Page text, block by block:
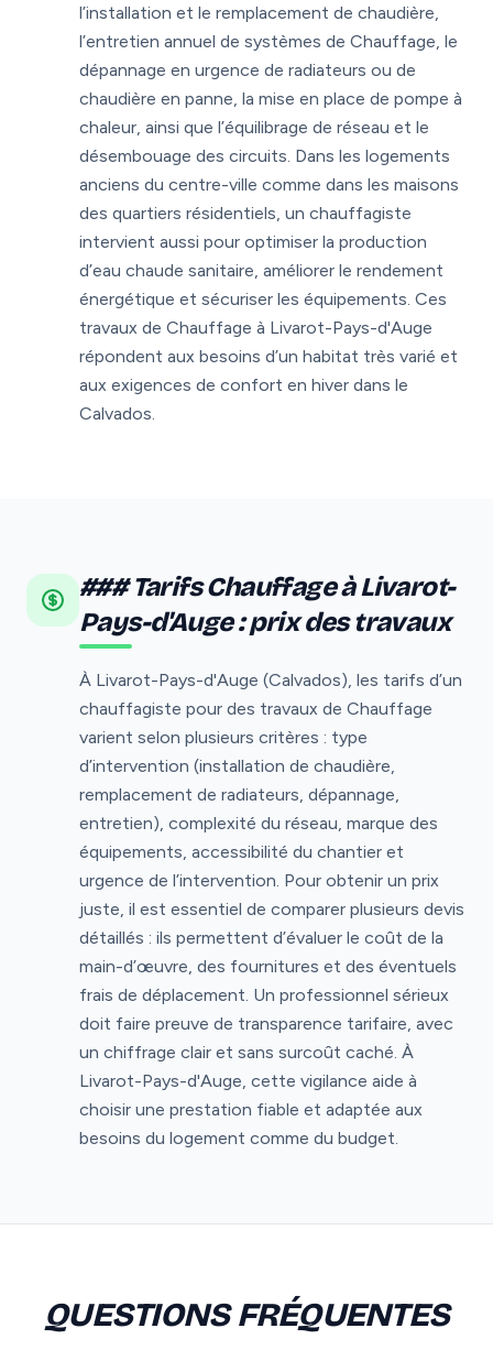
l’installation et le remplacement de chaudière,
l’entretien annuel de systèmes de Chauffage, le
dépannage en urgence de radiateurs ou de
chaudière en panne, la mise en place de pompe à
chaleur, ainsi que l’équilibrage de réseau et le
désembouage des circuits. Dans les logements
anciens du centre-ville comme dans les maisons
des quartiers résidentiels, un chauffagiste
intervient aussi pour optimiser la production
d’eau chaude sanitaire, améliorer le rendement
énergétique et sécuriser les équipements. Ces
travaux de Chauffage à Livarot-Pays-d'Auge
répondent aux besoins d’un habitat très varié et
aux exigences de confort en hiver dans le
Calvados.
### Tarifs Chauffage à Livarot-
Pays-d'Auge : prix des travaux
À Livarot-Pays-d'Auge (Calvados), les tarifs d’un
chauffagiste pour des travaux de Chauffage
varient selon plusieurs critères : type
d’intervention (installation de chaudière,
remplacement de radiateurs, dépannage,
entretien), complexité du réseau, marque des
équipements, accessibilité du chantier et
urgence de l’intervention. Pour obtenir un prix
juste, il est essentiel de comparer plusieurs devis
détaillés : ils permettent d’évaluer le coût de la
main-d’œuvre, des fournitures et des éventuels
frais de déplacement. Un professionnel sérieux
doit faire preuve de transparence tarifaire, avec
un chiffrage clair et sans surcoût caché. À
Livarot-Pays-d'Auge, cette vigilance aide à
choisir une prestation fiable et adaptée aux
besoins du logement comme du budget.
QUESTIONS FRÉQUENTES